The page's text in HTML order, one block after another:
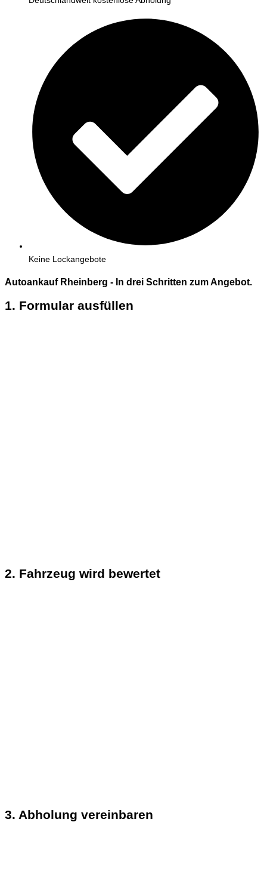
Keine Lockangebote
Autoankauf Rheinberg - In drei Schritten zum Angebot.
1. Formular ausfüllen
2. Fahrzeug wird bewertet
3. Abholung vereinbaren